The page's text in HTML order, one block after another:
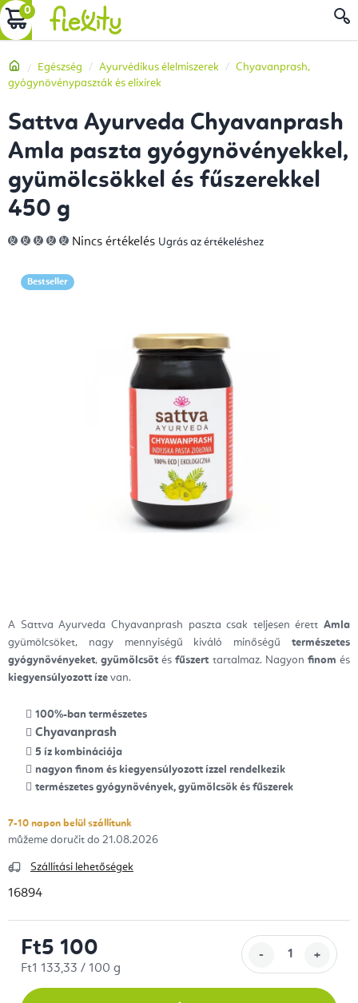
Ugrás
a
tartalomhoz
KOSÁR
Kezdőlap
Egészség Ayurvédikus élelmiszerek
Chyavanprash,
gyógynövénypaszták és elixírek
A Sattva Ayurveda Chyavanprash paszta csak teljesen érett Amla
gyümölcsöket, nagy mennyiségű kiváló minőségű természetes
gyógynövényeket,gyümölcsöt ésfűszert tartalmaz. Nagyon finom és
kiegyensúlyozott íze van.
100%-ban természetes
Chyavanprash
5 íz kombinációja
nagyon finom és kiegyensúlyozott ízzel rendelkezik
természetes gyógynövények, gyümölcsök és fűszerek
7-10 napon belül szállítunk
21.08.2026
Szállítási lehetőségek
16894
Ft5 100
Egységár:
Ft1 133,33 / 100 g
Sattva Ayurveda Chyavanprash
Amla paszta gyógynövényekkel,
gyümölcsökkel és fűszerekkel
450 g
A
termék
5-
ből
Nincs értékelés Ugrás az értékeléshez
Bestseller